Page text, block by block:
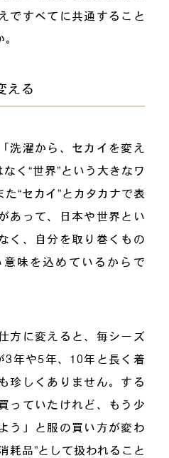
ですべてに共通すること
える
洗濯から、セカイを変え
く“世界”という大きなワ
“セカイ”とカタカナで表
あって、日本や世界とい
く、自分を取り巻くもの
味を込めているからで
方に変えると、毎シーズ
3年や5年、10年と長く着
珍しくありません。する
っていたけれど、もう少
う」と服の買い方が変わ
耗品”として扱われること